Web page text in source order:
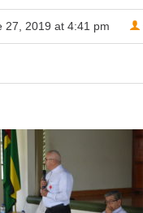
27, 2019 at 4:41 pm